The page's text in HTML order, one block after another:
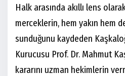
Halk arasında akıllı lens
merceklerin, hem yakın hem
sunduğunu kaydeden
Kurucusu Prof. Dr. Mahmut
kararını uzman hekimlerin